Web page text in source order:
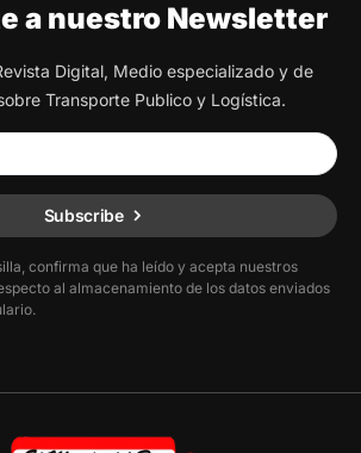
a nuestro Newsletter
Digital, Medio especializado y de
Transporte Publico y Logística.
Subscribe
confirma que ha leído y acepta nuestros
al almacenamiento de los datos enviados